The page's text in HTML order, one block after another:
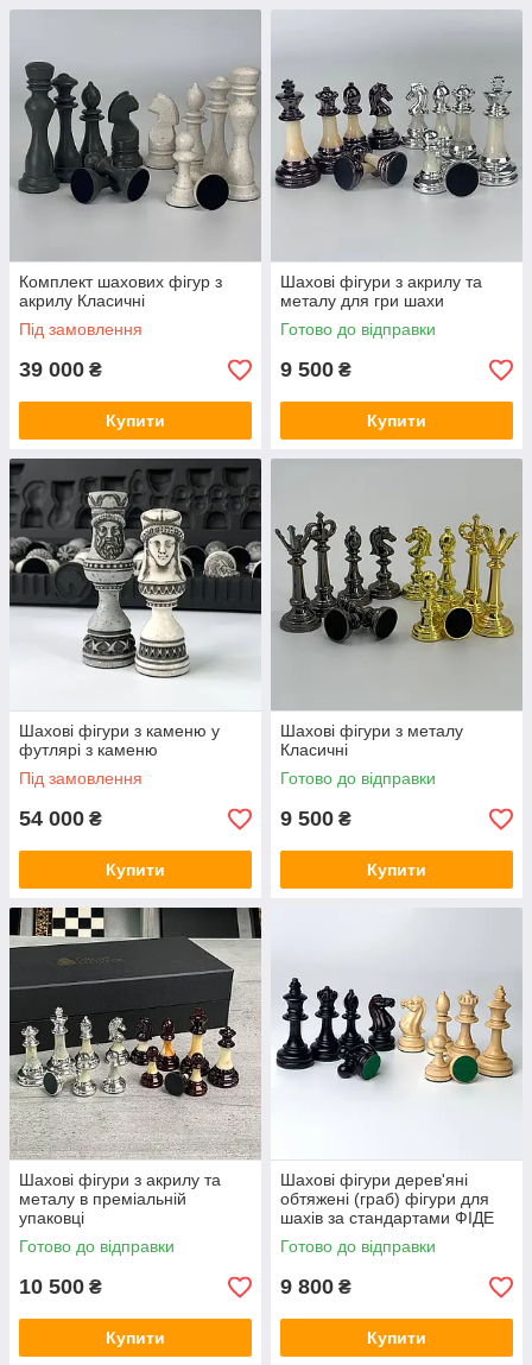
Комплект шахових фігур з
акрилу Класичні
Під замовлення
39 000 ₴
Купити
Шахові фігури з акрилу та
металу для гри шахи
Готово до відправки
9 500 ₴
Купити
Шахові фігури з каменю у
футлярі з каменю
Під замовлення
54 000 ₴
Купити
Шахові фігури з металу
Класичні
Готово до відправки
9 500 ₴
Купити
Шахові фігури з акрилу та
металу в преміальній
упаковці
Готово до відправки
10 500 ₴
Купити
Шахові фігури дерев'яні
обтяжені (граб) фігури для
шахів за стандартами ФІДЕ
середні
Готово до відправки
9 800 ₴
Купити